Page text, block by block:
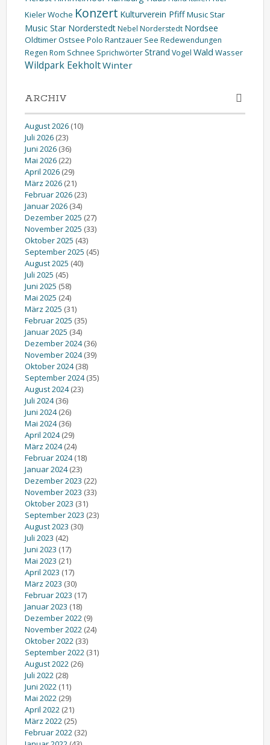
Kieler Woche Konzert Kulturverein PfiffMusic Star
Music Star Norderstedt Nebel Norderstedt Nordsee
OldtimerOstsee Polo Rantzauer See Redewendungen
Regen Rom Schnee SprichwörterStrand Vogel Wald Wasser
Wildpark EekholtWinter
ARCHIV
August 2026 (10)
Juli 2026 (23)
Juni 2026 (36)
Mai 2026 (22)
April 2026 (29)
März 2026 (21)
Februar 2026 (23)
Januar 2026 (34)
Dezember 2025 (27)
November 2025 (33)
Oktober 2025 (43)
September 2025 (45)
August 2025 (40)
Juli 2025 (45)
Juni 2025 (58)
Mai 2025 (24)
März 2025 (31)
Februar 2025 (35)
Januar 2025 (34)
Dezember 2024(36)
November 2024(39)
Oktober 2024(38)
September 2024(35)
August 2024(23)
Juli 2024(36)
Juni 2024(26)
Mai 2024(36)
April 2024(29)
März 2024(24)
Februar 2024(18)
Januar 2024(23)
Dezember 2023 (22)
November 2023 (33)
Oktober 2023 (31)
September 2023 (23)
August 2023 (30)
Juli 2023 (42)
Juni 2023 (17)
Mai 2023 (21)
April 2023 (17)
März 2023 (30)
Februar 2023 (17)
Januar 2023 (18)
Dezember 2022 (9)
November 2022 (24)
Oktober 2022 (33)
September 2022 (31)
August 2022 (26)
Juli 2022 (28)
Juni 2022 (11)
Mai 2022 (29)
April 2022 (21)
März 2022 (25)
Februar 2022 (32)